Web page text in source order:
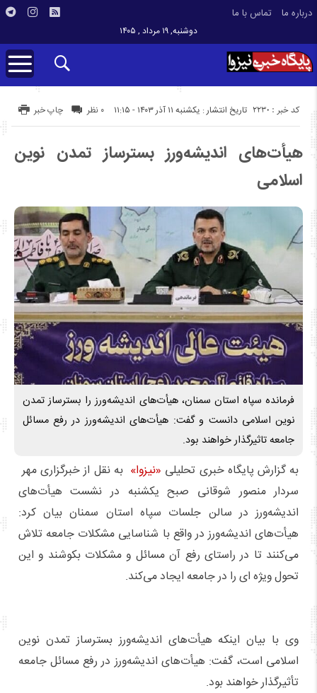
درباره ما تماس با ما
دوشنبه, ۱۹ مرداد , ۱۴۰۵
تاریخ انتشار : یکشنبه ۱۱ آذر ۱۴۰۳ - ۱۱:۱۵ کد خبر : 2230 چاپ خبر ۰ نظر
هیأت‌های اندیشه‌ورز بسترساز تمدن نوین
اسلامی
فرمانده سپاه استان سمنان، هیأت‌های اندیشه‌ورز را بسترساز تمدن
نوین اسلامی دانست و گفت: هیأت‌های اندیشه‌ورز در رفع مسائل
جامعه تاثیرگذار خواهند بود.
به گزارش پایگاه خبری تحلیلی «نیزوا» به نقل از خبرگزاری مهر
سردار منصور شوقانی صبح یکشنبه در نشست هیأت‌های
اندیشه‌ورز در سالن جلسات سپاه استان سمنان بیان کرد:
هیأت‌های اندیشه‌ورز در واقع با شناسایی مشکلات جامعه تلاش
می‌کنند تا در راستای رفع آن مسائل و مشکلات بکوشند و این
تحول ویژه ای را در جامعه ایجاد می‌کند.
وی با بیان اینکه هیأت‌های اندیشه‌ورز بسترساز تمدن نوین
اسلامی است، گفت: هیأت‌های اندیشه‌ورز در رفع مسائل جامعه
تأثیرگذار خواهند بود.